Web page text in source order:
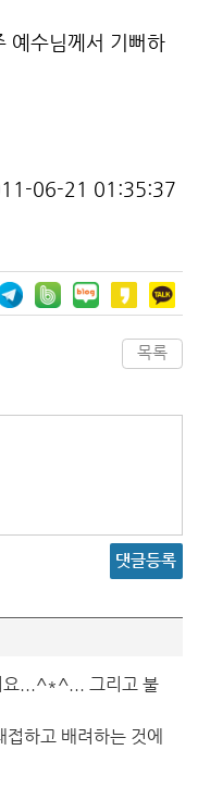
예수님께서 기뻐하
06-21 01:35:37
목록
댓글등록
요...^*^... 그리고 불
하고 배려하는 것에